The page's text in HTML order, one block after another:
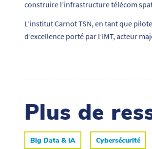
construire l’infrastructure télécom
L’institut Carnot TSN, en tant que
d’excellence porté par l’IMT, acteur
Plus de
Big Data & IA Cybersécurité